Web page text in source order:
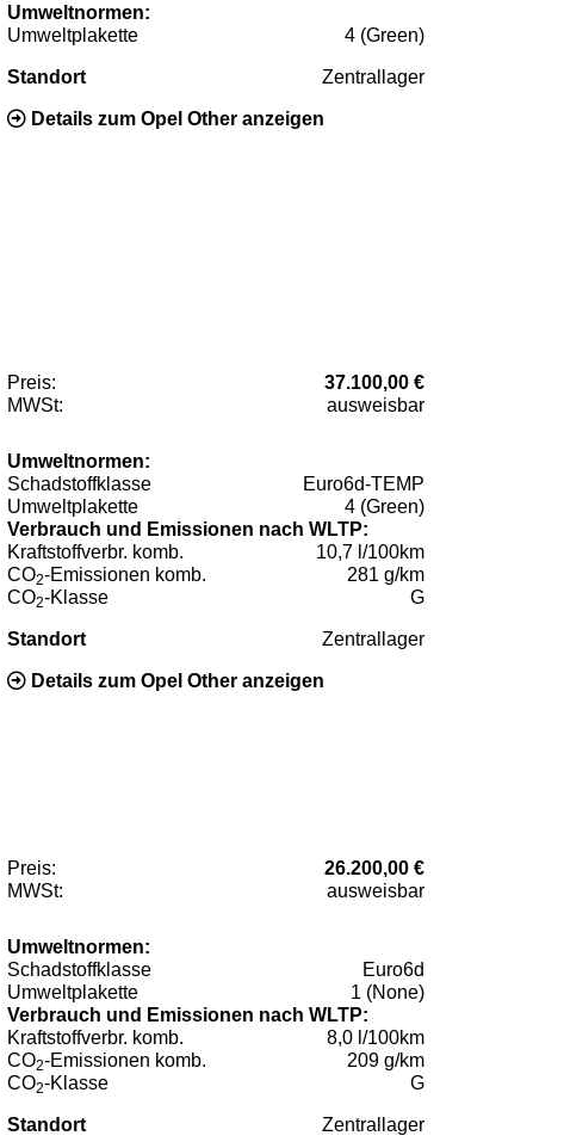
Umweltnormen:
Umweltplakette
4 (Green)
Standort Zentrallager
Details zum Opel Other anzeigen
Preis:
37.100,00 €
MWSt:
ausweisbar
Umweltnormen:
Schadstoffklasse
Euro6d-TEMP
Umweltplakette
4 (Green)
Verbrauch und Emissionen nach WLTP:
Kraftstoffverbr. komb.
10,7 l/100km
CO2-Emissionen komb.
281 g/km
CO2-Klasse G
Standort Zentrallager
Details zum Opel Other anzeigen
Preis:
26.200,00 €
MWSt:
ausweisbar
Umweltnormen:
Schadstoffklasse
Euro6d
Umweltplakette
1 (None)
Verbrauch und Emissionen nach WLTP:
Kraftstoffverbr. komb.
8,0 l/100km
CO2-Emissionen komb.
209 g/km
CO2-Klasse G
Standort Zentrallager